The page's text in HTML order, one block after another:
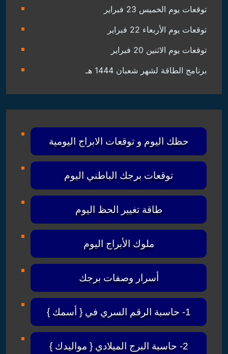
توقعات يوم الخميس 23 فبراير
توقعات يوم الأربعاء 22 فبراير
توقعات يوم الاثنين 20 فبراير
برنامج الطاقة لشهر شعبان 1444 هـ
حظك اليوم و توقعات الابراج اليومية
توقعات برجك الباطني اليوم
طاقة تغيير الحظ اليوم
ملوك الأبراج اليوم
أسرار وصفات برجك
1- حاسبة الرقم السري في { أسمك }
2- حاسبة البرج الميلادي { مواليدك }